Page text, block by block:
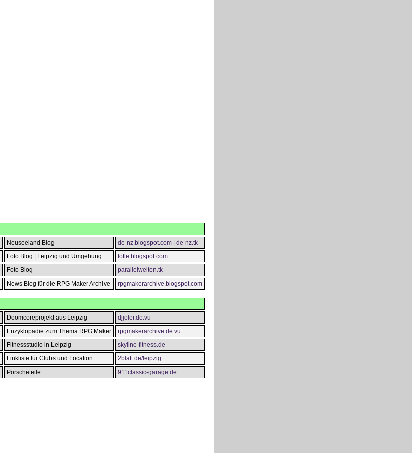
Neuseeland Blog de-nz.blogspot.com
de-nz.tk
Foto Blog | Leipzig und Umgebung
fotle.blogspot.com
Foto Blog
parallelwelten.tk
News Blog für die RPG Maker Archive rpgmakerarchive.blogspot.com
Doomcoreprojekt aus Leipzig
djjoler.de.vu
Enzyklopädie zum Thema RPG Maker
rpgmakerarchive.de.vu
Fitnessstudio in Leipzig
skyline-fitness.de
Linkliste für Clubs und Location
2blatt.de/leipzig
Porscheteile 911classic-garage.de